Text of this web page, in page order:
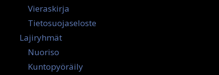
Vieraskirja
Tietosuojaseloste
Lajiryhmät
Nuoriso
Kuntopyöräily